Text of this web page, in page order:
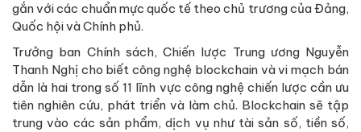
gắn với các chuẩn mực quốc tế theo chủ trương của Đảng,
Quốc hội và Chính phủ.
Trưởng ban Chính sách, Chiến lược Trung ương Nguyễn
Thanh Nghị cho biết công nghệ blockchain và vi mạch bán
dẫn là hai trong số 11 lĩnh vực công nghệ chiến lược cần ưu
tiên nghiên cứu, phát triển và làm chủ. Blockchain sẽ tập
trung vào các sản phẩm, dịch vụ như tài sản số, tiền số,